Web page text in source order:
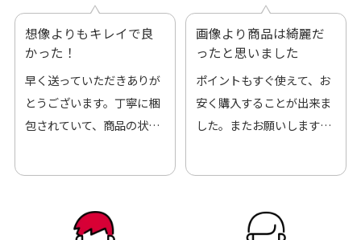
想像よりもキレイで良
かった！
早く送っていただきありが
とうございます。丁寧に梱
包されていて、商品の状態
画像より商品は綺麗だ
ったと思いました
ポイントもすぐ使えて、お
安く購入することが出来ま
した。またお願いします、